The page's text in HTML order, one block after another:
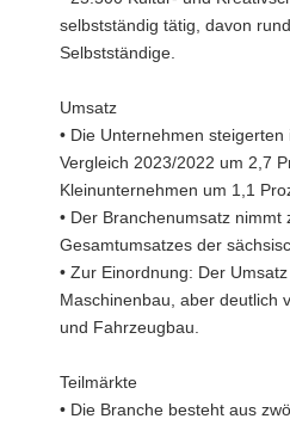
selbstständig tätig, davon
Selbstständige.
Umsatz
• Die Unternehmen
Vergleich 2023/2022 um 2,7
Kleinunternehmen um 1,1
• Der Branchenumsatz nimmt
Gesamtumsatzes der
• Zur Einordnung: Der
Maschinenbau, aber deutlich
und Fahrzeugbau.
Teilmärkte
• Die Branche besteht aus